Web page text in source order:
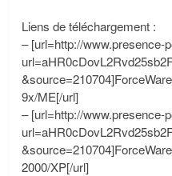
Liens de téléchargement :
– [url=http://www.presence-
9x/ME[/url]
– [url=http://www.presence-
2000/XP[/url]